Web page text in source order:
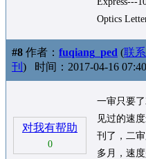
Optics
#8 作者： fuqiang_ped (联
刊 ) 时间：2017-04-16 07:40
对我有帮助
0
一审只要
见过的速
刊了，二
多月，速